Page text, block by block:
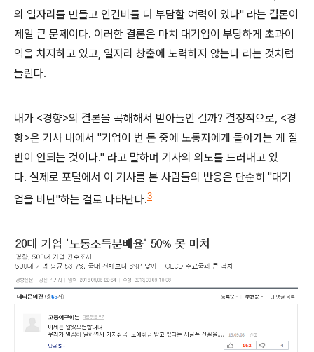
의 일자리를 만들고 인건비를 더 부담할 여력이 있다" 라는 결론이
제일 큰 문제이다. 이러한 결론은 마치 대기업이 부당하게 초과이
익을 차지하고 있고, 일자리 창출에 노력하지 않는다 라는 것처럼
들린다.
내가 <경향>의 결론을 곡해해서 받아들인 걸까? 결정적으로, <경
향>은 기사 내에서 "기업이 번 돈 중에 노동자에게 돌아가는 게 절
반이 안되는 것이다." 라고 말하며 기사의 의도를 드러내고 있
다. 실제로 포털에서 이 기사를 본 사람들의 반응은 단순히 "대기
업을 비난"하는 걸로 나타난다.3